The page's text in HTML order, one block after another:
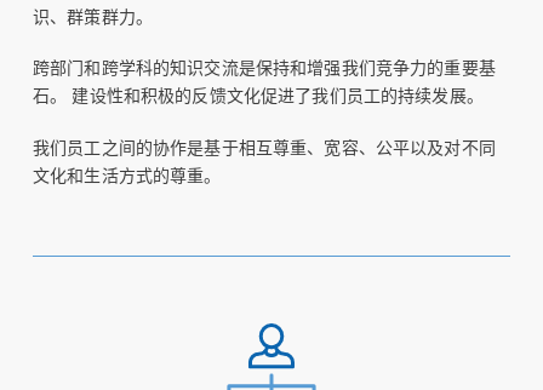
识、群策群力。
跨部门和跨学科的知识交流是保持和增强我们竞争力的重要基
石。 建设性和积极的反馈文化促进了我们员工的持续发展。
我们员工之间的协作是基于相互尊重、宽容、公平以及对不同
文化和生活方式的尊重。